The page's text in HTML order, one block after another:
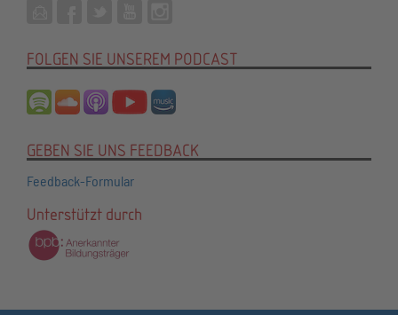
FOLGEN SIE UNSEREM PODCAST
GEBEN SIE UNS FEEDBACK
Feedback-Formular
Unterstützt durch